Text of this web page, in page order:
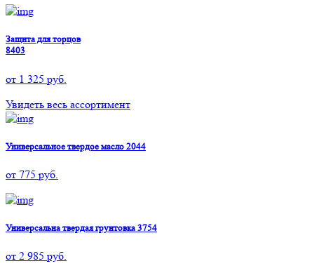
Защита для торцов
8403
от 1 325 руб.
Увидеть весь ассортимент
Универсальное твердое масло 2044
от 775 руб.
Универсальна твердая грунтовка 3754
от 2 985 руб.